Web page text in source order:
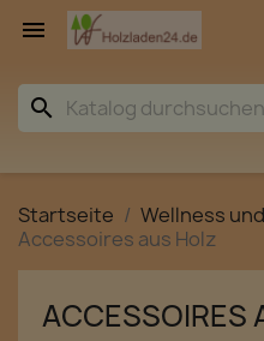

search
Startseite
Wellness
Accessoires aus Holz
ACCESSOIRES